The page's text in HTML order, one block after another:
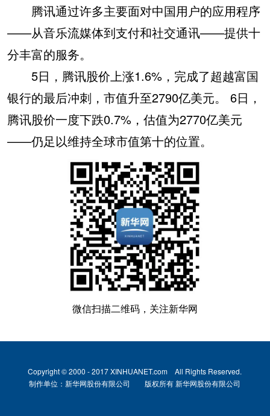
腾讯通过许多主要面对中国用户的应用程序
——从音乐流媒体到支付和社交通讯——提供十
分丰富的服务。
5日，腾讯股价上涨1.6%，完成了超越富国
银行的最后冲刺，市值升至2790亿美元。 6日，
腾讯股价一度下跌0.7%，估值为2770亿美元
——仍足以维持全球市值第十的位置。
微信扫描二维码，关注新华网
Copyright © 2000 - 2017 XINHUANET.com All Rights Reserved.
制作单位：新华网股份有限公司 版权所有 新华网股份有限公司